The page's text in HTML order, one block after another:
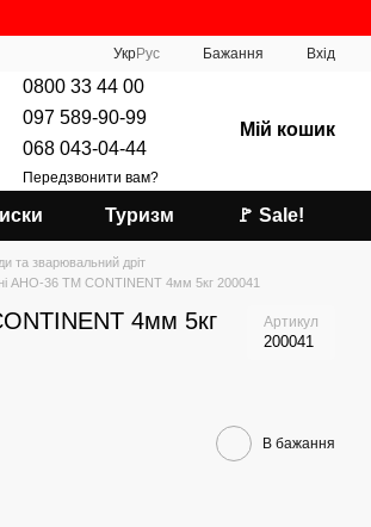
УкрРус Бажання Вхід
0800 33 44 00
097 589-90-99
068 043-04-44
Передзвонити вам?
Мій кошик
Туризм 🚩 Sale!
та зварювальний дріт
АНО-36 ТМ CONTINENT 4мм 5кг 200041
4мм 5кг
Артикул
200041
В бажання